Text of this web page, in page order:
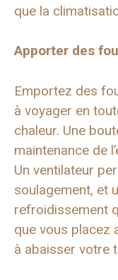
que la
Apporter des
Emportez des
à voyager en
chaleur. Une
maintenance de
Un ventilateur
soulagement, et
refroidissement
que vous placez
à abaisser votre